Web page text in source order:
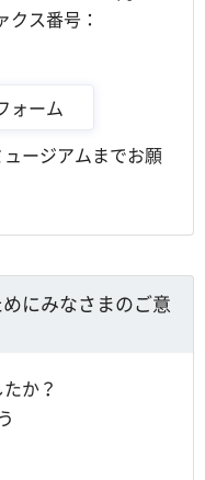
ス番号：
ージアムまでお願
にみなさまのご意
か？